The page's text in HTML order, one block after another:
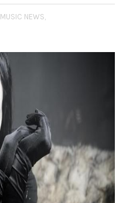
MUSIC NEWS,